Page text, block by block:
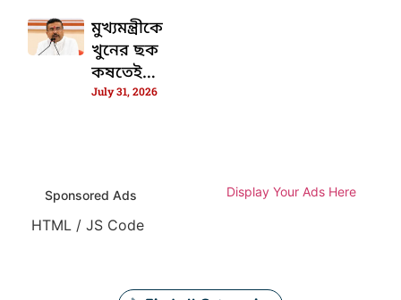
সঙ্গে প্রাক্তন
সরকারকে
তীব্র
মুখ্যমন্ত্রীকে
খুনের ছক
কষতেই
পুলিশের
July 31, 2026
Sponsored Ads Display Your Ads Here
HTML / JS Code